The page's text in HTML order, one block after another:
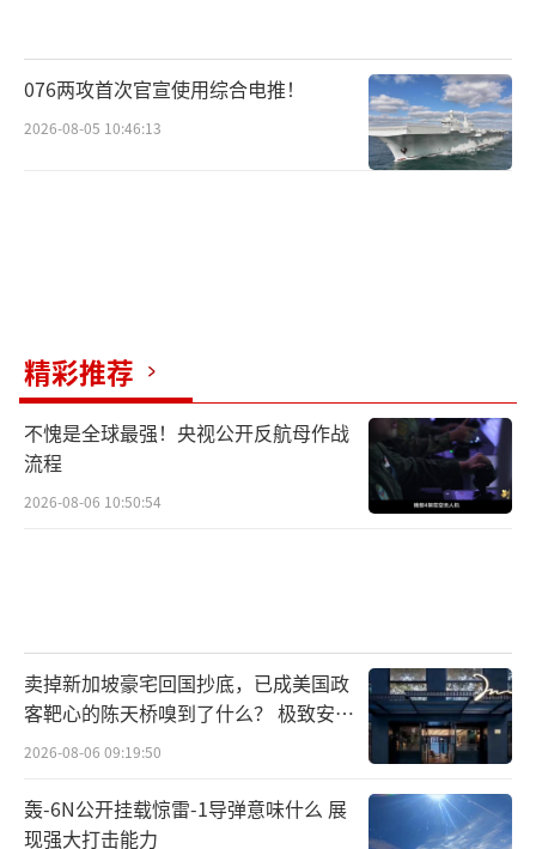
076两攻首次官宣使用综合电推！
2026-08-05 10:46:13
精彩推荐
不愧是全球最强！央视公开反航母作战
流程
2026-08-06 10:50:54
卖掉新加坡豪宅回国抄底，已成美国政
客靶心的陈天桥嗅到了什么？ 极致安全
的追寻
2026-08-06 09:19:50
轰-6N公开挂载惊雷-1导弹意味什么 展
现强大打击能力